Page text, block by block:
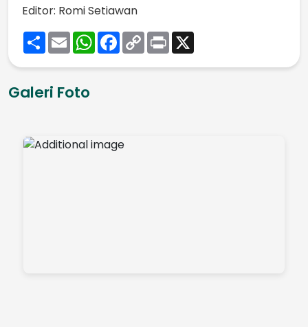
Editor: Romi Setiawan
ShareEmailWhatsApp
Facebook
Copy
Link
Print
Galeri Foto